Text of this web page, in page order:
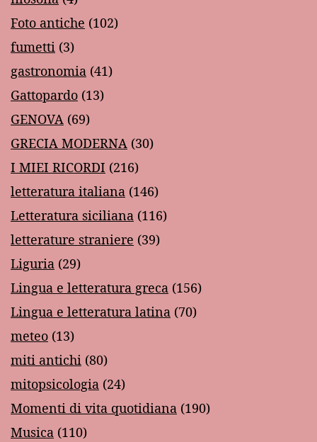
Foto antiche (102)
fumetti (3)
gastronomia (41)
Gattopardo (13)
GENOVA (69)
GRECIA MODERNA (30)
I MIEI RICORDI (216)
letteratura italiana (146)
Letteratura siciliana (116)
letterature straniere (39)
Liguria (29)
Lingua e letteratura greca (156)
Lingua e letteratura latina (70)
meteo (13)
miti antichi (80)
mitopsicologia (24)
Momenti di vita quotidiana (190)
Musica (110)